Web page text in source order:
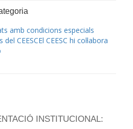
amb condicions especials
CEESCEl CEESC hi col·labora
INSTITUCIONAL: